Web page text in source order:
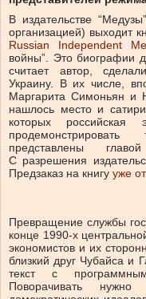
В издательстве
организацией) выходит
Russian Independent
войны”. Это биографии
считает автор,
Украину. В их числе,
Маргарита Симоньян и
нашлось место и
которых
представлены
С разрешения
Предзаказ на книгу уже
Превращение службы
конце 1990-х
экономистов и их
близкий друг Чубайса и
текст с
Поворачивать